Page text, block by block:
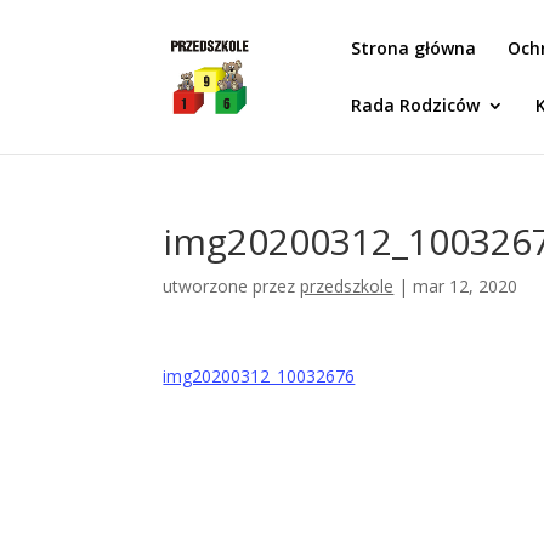
Strona główna
Rada Rodziców
utworzone przezprzedszkole |mar 12, 2020
img20200312_10032676